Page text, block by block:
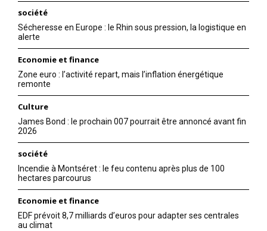
société
Sécheresse en Europe : le Rhin sous pression, la logistique en
alerte
Economie et finance
Zone euro : l’activité repart, mais l’inflation énergétique
remonte
Culture
James Bond : le prochain 007 pourrait être annoncé avant fin
2026
société
Incendie à Montséret : le feu contenu après plus de 100
hectares parcourus
Economie et finance
EDF prévoit 8,7 milliards d’euros pour adapter ses centrales
au climat